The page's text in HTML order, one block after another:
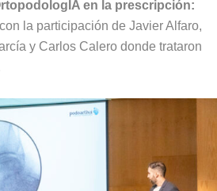
en la prescripción:
la participación de Javier Alfaro,
y Carlos Calero donde trataron